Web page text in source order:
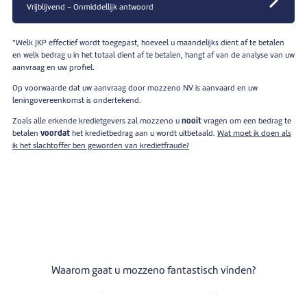
Vrijblijvend - Onmiddellijk antwoord
*Welk JKP effectief wordt toegepast, hoeveel u maandelijks dient af te betalen
en welk bedrag u in het totaal dient af te betalen, hangt af van de analyse van uw
aanvraag en uw profiel.
Op voorwaarde dat uw aanvraag door mozzeno NV is aanvaard en uw
leningovereenkomst is ondertekend.
Zoals alle erkende kredietgevers zal mozzeno u nooit vragen om een bedrag te
betalen voordat het kredietbedrag aan u wordt uitbetaald. Wat moet ik doen als
ik het slachtoffer ben geworden van kredietfraude?
Waarom gaat u mozzeno fantastisch vinden?